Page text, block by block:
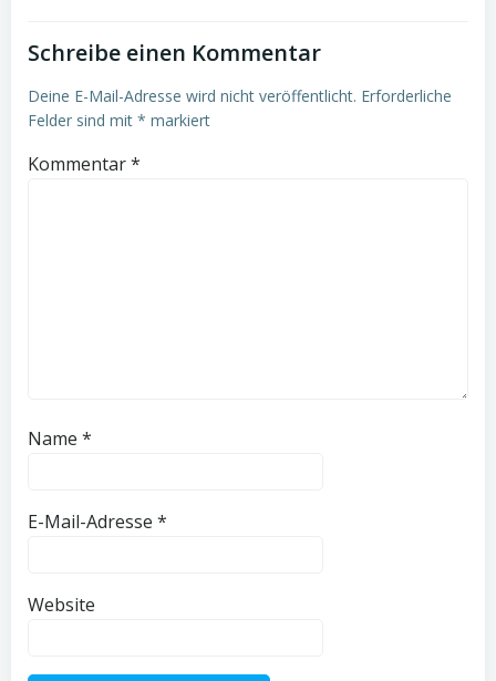
Schreibe einen Kommentar
Deine E-Mail-Adresse wird nicht veröffentlicht. Erforderliche
Felder sind mit * markiert
Kommentar*
Name *
E-Mail-Adresse *
Website